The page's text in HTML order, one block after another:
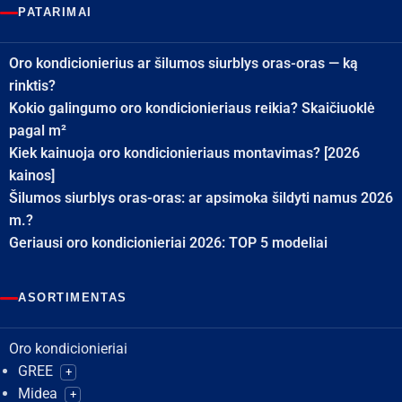
PATARIMAI
Oro kondicionierius ar šilumos siurblys oras-oras — ką
rinktis?
Kokio galingumo oro kondicionieriaus reikia? Skaičiuoklė
pagal m²
Kiek kainuoja oro kondicionieriaus montavimas? [2026
kainos]
Šilumos siurblys oras-oras: ar apsimoka šildyti namus 2026
m.?
Geriausi oro kondicionieriai 2026: TOP 5 modeliai
ASORTIMENTAS
Oro kondicionieriai
GREE
+
Midea +